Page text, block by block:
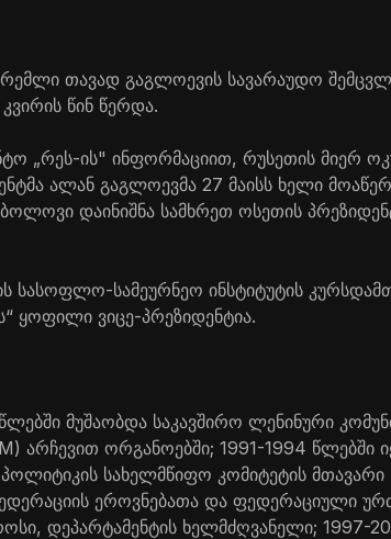
თავად გაგლოევის სავარაუდო
წინ წერდა.
„რეს-ის" ინფორმაციით, რუსეთის მიერ
ალან გაგლოევმა 27 მაისს ხელი
დაინიშნა სამხრეთ ოსეთის
სასოფლო-სამეურნეო ინსტიტუტის
ყოფილი ვიცე-პრეზიდენტია.
მუშაობდა საკავშირო ლენინური
არჩევით ორგანოებში; 1991-1994 წლებში
სახელმწიფო კომიტეტის მთავარი
ეროვნებათა და ფედერაციული
დეპარტამენტის ხელმძღვანელი; 1997-